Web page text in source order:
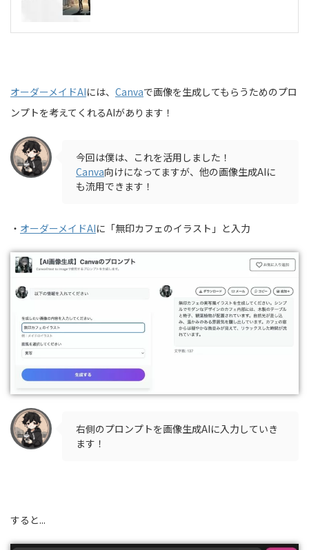
オーダーメイドAIには、 Canvaで画像を生成してもらうためのプロ
ンプトを考えてくれるAIがあります！
今回は僕は、これを活用しました！
Canva向けになってますが、他の画像生成AIに
も流用できます！
・ オーダーメイドAIに「無印カフェのイラスト」と入力
右側のプロンプトを画像生成AIに入力していき
ます！
すると...